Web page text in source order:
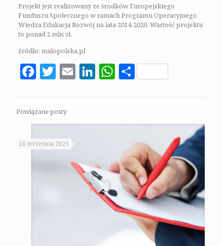
Projekt jest realizowany ze środków Europejskiego
Funduszu Społecznego w ramach Programu Operacyjnego
Wiedza Edukacja Rozwój na lata 2014-2020. Wartość projektu
to ponad 2 mln zł.
źródło: malopolska.pl
Facebook
Twitter
Email
LinkedIn
WhatsApp
Share
Powiązane posty
16 września 2025